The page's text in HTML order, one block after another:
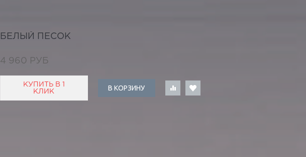
БЕЛЫЙ ПЕСОК
4 960 РУБ
КУПИТЬ В 1
КЛИК
В КОРЗИНУ